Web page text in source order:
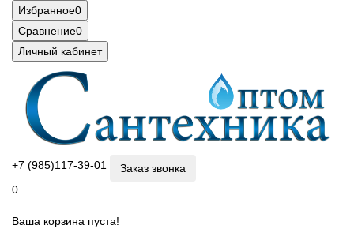
Избранное0
Сравнение0
Личный кабинет
+7 (985)117-39-01
Заказ звонка
0
Ваша корзина пуста!